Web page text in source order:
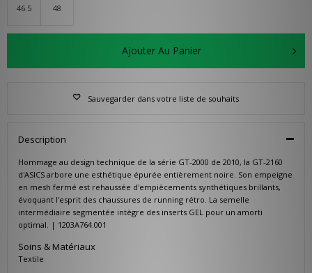
46.5 48
Ajouter Au Panier
Sauvegarder dans votre liste de souhaits
Description
Hommage au design technique de la série GT-2000 de 2010, la GT-2160
d'ASICS arbore une esthétique épurée entièrement noire. Son empeigne
en mesh fermé est rehaussée d'empiècements synthétiques brillants,
évoquant l'esprit des chaussures de running rétro. La semelle
intermédiaire segmentée intègre des inserts GEL pour un amorti
optimal. | 1203A764.001
Soins & Matériaux
Textile